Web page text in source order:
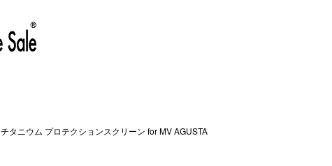
チタニウム プロテクションスクリーン for MV AGUSTA